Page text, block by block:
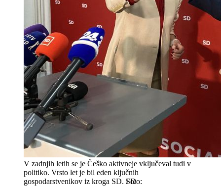
V zadnjih letih se je Češko aktivneje vključeval tudi v
politiko. Vrsto let je bil eden ključnih
gospodarstvenikov iz kroga SD. SD